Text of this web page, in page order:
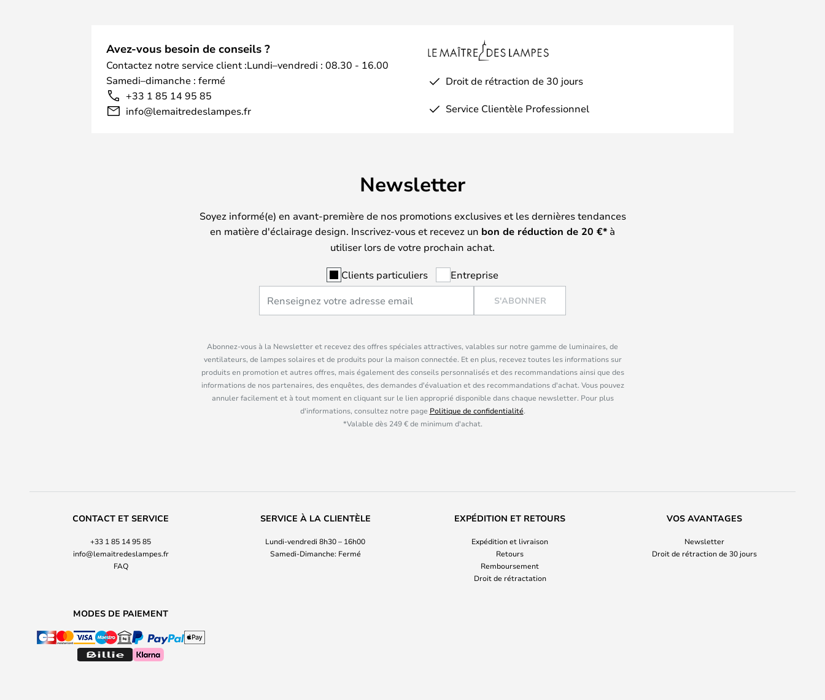
Avez-vous besoin de conseils ?
Contactez notre service client :Lundi–vendredi : 08.30 - 16.00
Samedi–dimanche : fermé
+33 1 85 14 95 85
info@lemaitredeslampes.fr
Droit de rétraction de 30 jours
Service Clientèle Professionnel
Newsletter
Soyez informé(e) en avant-première de nos promotions exclusives et les dernières tendances
en matière d'éclairage design. Inscrivez-vous et recevez un bon de réduction de 20 €* à
utiliser lors de votre prochain achat.
Clients particuliers Entreprise
S'ABONNER
Abonnez-vous à la Newsletter et recevez des offres spéciales attractives, valables sur notre gamme de luminaires, de
ventilateurs, de lampes solaires et de produits pour la maison connectée. Et en plus, recevez toutes les informations sur
produits en promotion et autres offres, mais également des conseils personnalisés et des recommandations ainsi que des
informations de nos partenaires, des enquêtes, des demandes d'évaluation et des recommandations d'achat. Vous pouvez
annuler facilement et à tout moment en cliquant sur le lien approprié disponible dans chaque newsletter. Pour plus
d'informations, consultez notre page Politique de confidentialité.
*Valable dès 249 € de minimum d'achat.
CONTACT ET SERVICE
+33 1 85 14 95 85
info@lemaitredeslampes.fr
FAQ
SERVICE À LA CLIENTÈLE
Lundi-vendredi 8h30 – 16h00
Samedi-Dimanche: Fermé
EXPÉDITION ET RETOURS
Expédition et livraison
Retours
Remboursement
Droit de rétractation
VOS AVANTAGES
Newsletter
Droit de rétraction de 30 jours
MODES DE PAIEMENT